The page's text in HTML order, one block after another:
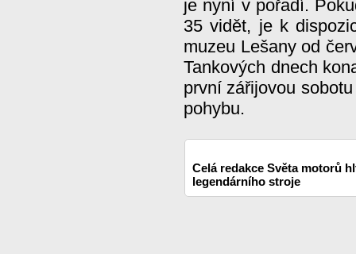
je nyní v pořadí.
35 vidět, je k
muzeu Lešany od
Tankových dnech
první zářijovou
pohybu.
Celá redakce Světa motorů
legendárního stroje